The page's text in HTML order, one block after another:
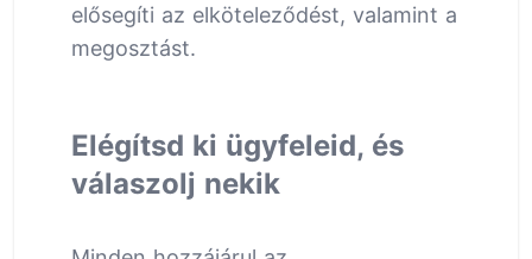
elősegíti az elköteleződést, valamint a
megosztást.
Elégítsd ki ügyfeleid, és
válaszolj nekik